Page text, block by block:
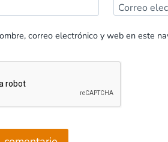
Correo
correo electrónico y web en este